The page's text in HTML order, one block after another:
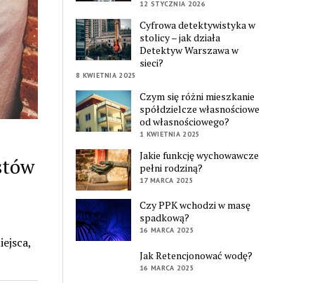
12 STYCZNIA 2026
Cyfrowa detektywistyka w
stolicy – jak działa
Detektyw Warszawa w
sieci?
8 KWIETNIA 2025
Czym się różni mieszkanie
spółdzielcze własnościowe
od własnościowego?
1 KWIETNIA 2025
Jakie funkcję wychowawcze
pełni rodziną?
17 MARCA 2025
Czy PPK wchodzi w masę
spadkową?
16 MARCA 2025
Jak Retencjonować wodę?
16 MARCA 2025